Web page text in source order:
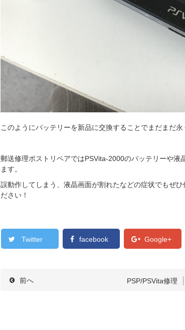
このようにバッテリーを新品に交換することでまだまだ
郵送修理ポストリペアではPSVita-2000のバッテリーや
ます。
誤動作してしまう、液晶画面が割れたなどの症状でもぜひ
ださい！
Twitter facebook Google+
PSP/PSVita修理
前へ